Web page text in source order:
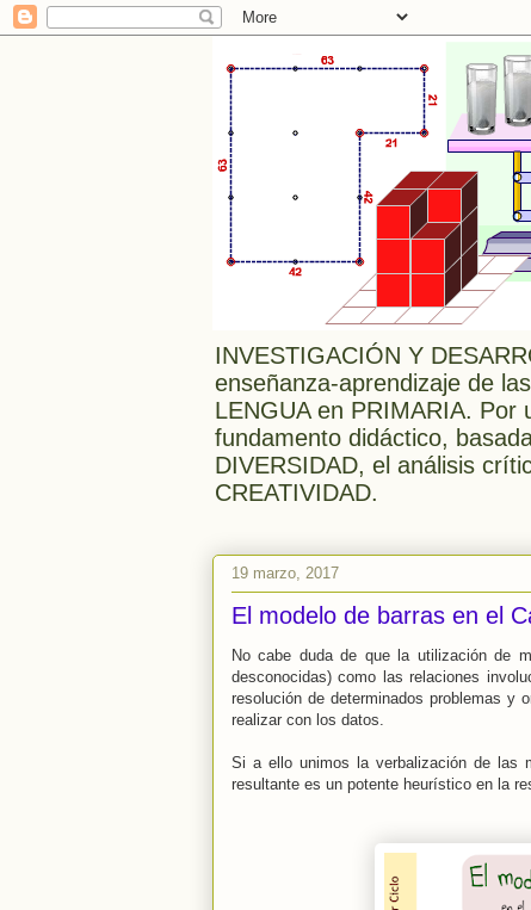
INVESTIGACIÓN Y
enseñanza-aprendizaje de
LENGUA en PRIMARIA. Por
fundamento didáctico,
DIVERSIDAD, el análisis
CREATIVIDAD.
19 marzo, 2017
El modelo de barras en el
No cabe duda de que la utilización de
desconocidas) como las relaciones
resolución de determinados problemas y
realizar con los datos.
Si a ello unimos la verbalización de las
resultante es un potente heurístico en la